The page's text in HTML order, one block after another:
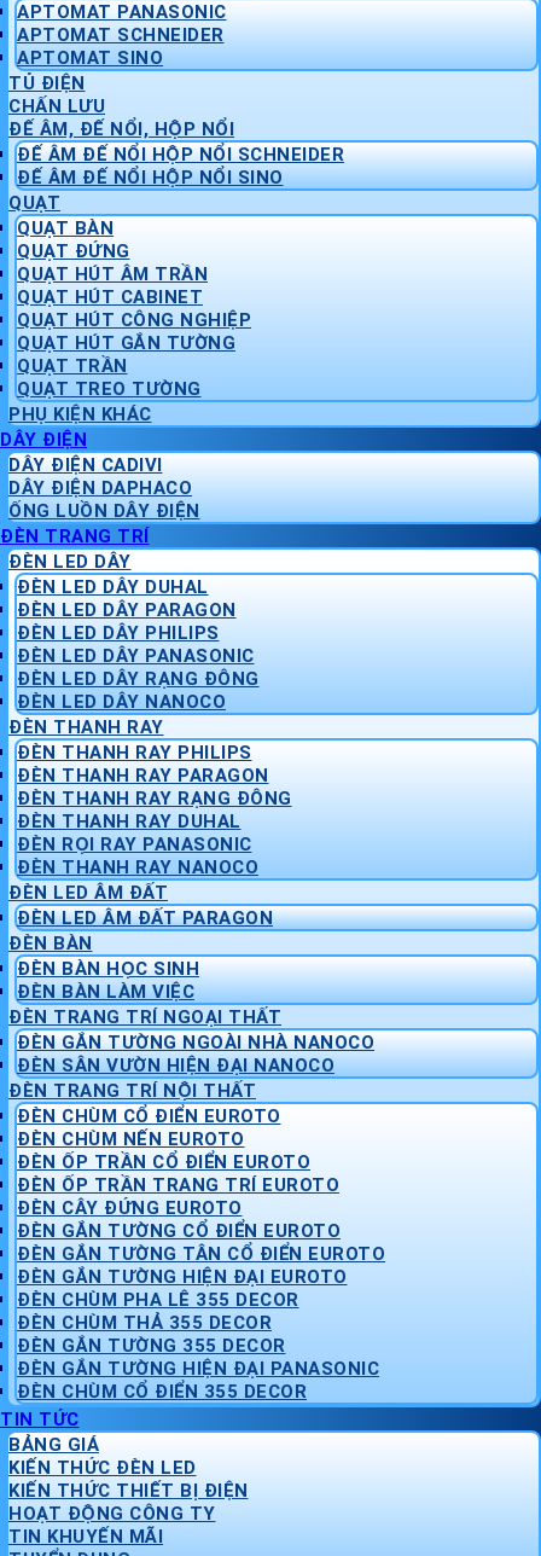
APTOMAT PANASONIC
APTOMAT SCHNEIDER
APTOMAT SINO
TỦ ĐIỆN
CHẤN LƯU
ĐẾ ÂM, ĐẾ NỔI, HỘP NỔI
ĐẾ ÂM ĐẾ NỔI HỘP NỔI SCHNEIDER
ĐẾ ÂM ĐẾ NỔI HỘP NỔI SINO
QUẠT
QUẠT BÀN
QUẠT ĐỨNG
QUẠT HÚT ÂM TRẦN
QUẠT HÚT CABINET
QUẠT HÚT CÔNG NGHIỆP
QUẠT HÚT GẮN TƯỜNG
QUẠT TRẦN
QUẠT TREO TƯỜNG
PHỤ KIỆN KHÁC
DÂY ĐIỆN
DÂY ĐIỆN CADIVI
DÂY ĐIỆN DAPHACO
ỐNG LUỒN DÂY ĐIỆN
ĐÈN TRANG TRÍ
ĐÈN LED DÂY
ĐÈN LED DÂY DUHAL
ĐÈN LED DÂY PARAGON
ĐÈN LED DÂY PHILIPS
ĐÈN LED DÂY PANASONIC
ĐÈN LED DÂY RẠNG ĐÔNG
ĐÈN LED DÂY NANOCO
ĐÈN THANH RAY
ĐÈN THANH RAY PHILIPS
ĐÈN THANH RAY PARAGON
ĐÈN THANH RAY RẠNG ĐÔNG
ĐÈN THANH RAY DUHAL
ĐÈN RỌI RAY PANASONIC
ĐÈN THANH RAY NANOCO
ĐÈN LED ÂM ĐẤT
ĐÈN LED ÂM ĐẤT PARAGON
ĐÈN BÀN
ĐÈN BÀN HỌC SINH
ĐÈN BÀN LÀM VIỆC
ĐÈN TRANG TRÍ NGOẠI THẤT
ĐÈN GẮN TƯỜNG NGOÀI NHÀ NANOCO
ĐÈN SÂN VƯỜN HIỆN ĐẠI NANOCO
ĐÈN TRANG TRÍ NỘI THẤT
ĐÈN CHÙM CỔ ĐIỂN EUROTO
ĐÈN CHÙM NẾN EUROTO
ĐÈN ỐP TRẦN CỔ ĐIỂN EUROTO
ĐÈN ỐP TRẦN TRANG TRÍ EUROTO
ĐÈN CÂY ĐỨNG EUROTO
ĐÈN GẮN TƯỜNG CỔ ĐIỂN EUROTO
ĐÈN GẮN TƯỜNG TÂN CỔ ĐIỂN EUROTO
ĐÈN GẮN TƯỜNG HIỆN ĐẠI EUROTO
ĐÈN CHÙM PHA LÊ 355 DECOR
ĐÈN CHÙM THẢ 355 DECOR
ĐÈN GẮN TƯỜNG 355 DECOR
ĐÈN GẮN TƯỜNG HIỆN ĐẠI PANASONIC
ĐÈN CHÙM CỔ ĐIỂN 355 DECOR
TIN TỨC
BẢNG GIÁ
KIẾN THỨC ĐÈN LED
KIẾN THỨC THIẾT BỊ ĐIỆN
HOẠT ĐỘNG CÔNG TY
TIN KHUYẾN MÃI